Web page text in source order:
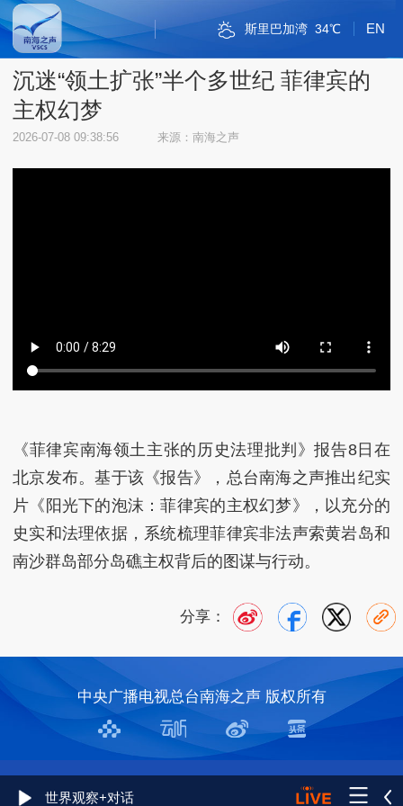
EN
河内 32℃
三沙 32℃
三亚 29℃
琼海 32℃
海口 30℃
斯里巴加湾 34℃
金边 34℃
雅加达 34℃
万象 29℃
吉隆坡 36℃
马尼拉 30℃
新加坡市 34℃
曼谷 33℃
内比都 31℃
河内 32℃
三沙 32℃
沉迷“领土扩张”半个多世纪 菲律宾的
主权幻梦
2026-07-08 09:38:56 来源：南海之声
《菲律宾南海领土主张的历史法理批判》报告8日在
北京发布。基于该《报告》，总台南海之声推出纪实
片《阳光下的泡沫：菲律宾的主权幻梦》，以充分的
史实和法理依据，系统梳理菲律宾非法声索黄岩岛和
南沙群岛部分岛礁主权背后的图谋与行动。
分享：
世界观察+对话
中央广播电视总台南海之声 版权所有